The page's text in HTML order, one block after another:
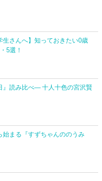
生さんへ】知っておきたい0歳
5選！
』読み比べ― 十人十色の宮沢賢
始まる『すずちゃんののうみ